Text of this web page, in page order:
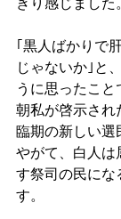
きり感じました
｢黒人ばかりで
じゃないか｣と
うに思ったこ
朝私が啓示され
臨期の新しい選
やがて、白人は
す祭司の民にな
す。